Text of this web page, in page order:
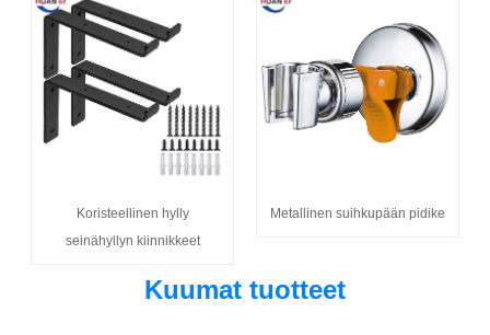
Koristeellinen hylly
seinähyllyn kiinnikkeet
Metallinen suihkupään pidike
Kuumat tuotteet